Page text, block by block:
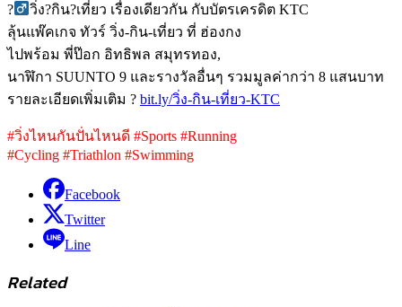
?‍
วิ่ง?กิน?เที่ยว เรื่องเดียวกัน กับบัตรเครดิต KTC
ลุ้นแพ๊คเกจ ทัวร์ วิ่ง-กิน-เที่ยว ที่ ฮ่องกง
ไปพร้อม พี่ป๊อก อิทธิพล สมุทรทอง,
นาฬิกา SUUNTO 9 และรางวัลอื่นๆ รวมมูลค่ากว่า 8 แสนบาท
รายละเอียดเพิ่มเติม ? bit.ly/วิ่ง-กิน-เที่ยว-KTC
#วิ่งไหนกันปั่นไหนดี #Sports #Running
#Cycling #Triathlon #Swimming
Facebook
Twitter
Line
Related